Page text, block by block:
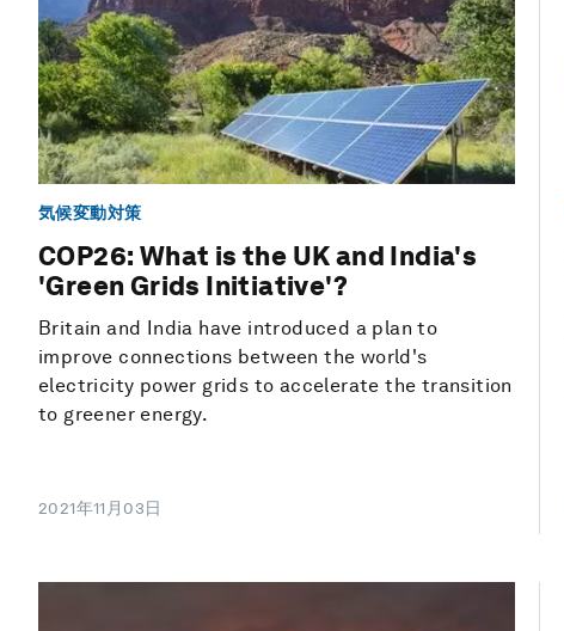
気候変動対策
COP26: What is the UK and India's
'Green Grids Initiative'?
Britain and India have introduced a plan to
improve connections between the world's
electricity power grids to accelerate the transition
to greener energy.
2021年11月03日